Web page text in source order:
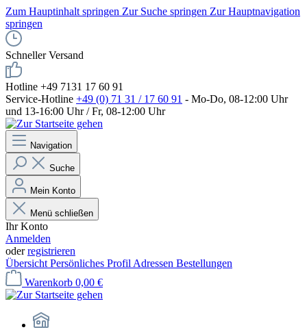
Zum Hauptinhalt springen Zur Suche springen Zur Hauptnavigation
springen
Schneller Versand
Hotline +49 7131 17 60 91
Service-Hotline +49 (0) 71 31 / 17 60 91 - Mo-Do, 08-12:00 Uhr
und 13-16:00 Uhr / Fr, 08-12:00 Uhr
Navigation
Suche
Mein Konto
Menü schließen
Ihr Konto
Anmelden
oderregistrieren
Übersicht Persönliches Profil Adressen Bestellungen
Warenkorb 0,00 €